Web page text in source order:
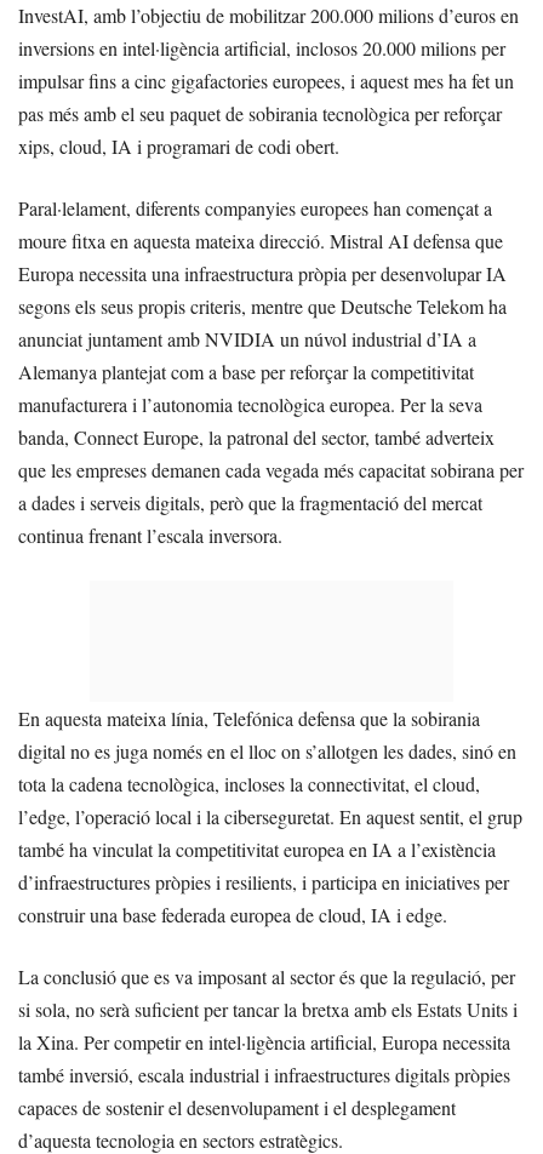
InvestAI, amb l’objectiu de mobilitzar 200.000 milions d’euros en
inversions en intel·ligència artificial, inclosos 20.000 milions per
impulsar fins a cinc gigafactories europees, i aquest mes ha fet un
pas més amb el seu paquet de sobirania tecnològica per reforçar
xips, cloud, IA i programari de codi obert.
Paral·lelament, diferents companyies europees han començat a
moure fitxa en aquesta mateixa direcció. Mistral AI defensa que
Europa necessita una infraestructura pròpia per desenvolupar IA
segons els seus propis criteris, mentre que Deutsche Telekom ha
anunciat juntament amb NVIDIA un núvol industrial d’IA a
Alemanya plantejat com a base per reforçar la competitivitat
manufacturera i l’autonomia tecnològica europea. Per la seva
banda, Connect Europe, la patronal del sector, també adverteix
que les empreses demanen cada vegada més capacitat sobirana per
a dades i serveis digitals, però que la fragmentació del mercat
continua frenant l’escala inversora.
En aquesta mateixa línia, Telefónica defensa que la sobirania
digital no es juga només en el lloc on s’allotgen les dades, sinó en
tota la cadena tecnològica, incloses la connectivitat, el cloud,
l’edge, l’operació local i la ciberseguretat. En aquest sentit, el grup
també ha vinculat la competitivitat europea en IA a l’existència
d’infraestructures pròpies i resilients, i participa en iniciatives per
construir una base federada europea de cloud, IA i edge.
La conclusió que es va imposant al sector és que la regulació, per
si sola, no serà suficient per tancar la bretxa amb els Estats Units i
la Xina. Per competir en intel·ligència artificial, Europa necessita
també inversió, escala industrial i infraestructures digitals pròpies
capaces de sostenir el desenvolupament i el desplegament
d’aquesta tecnologia en sectors estratègics.